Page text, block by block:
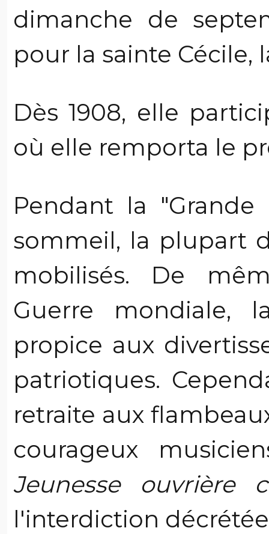
dimanche de
pour la sainte Cécile,
Dès 1908, elle
où elle remporta le
Pendant la
sommeil, la plupart
mobilisés. De
Guerre mondiale,
propice aux
patriotiques.
retraite aux
courageux
Jeunesse ouvrière
l'interdiction